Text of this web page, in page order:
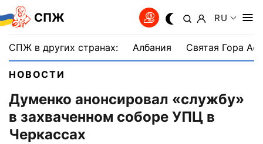
СПЖ RU
СПЖ в других странах: Албания Святая Гора
НОВОСТИ
Думенко анонсировал «службу»
в захваченном соборе УПЦ в
Черкассах